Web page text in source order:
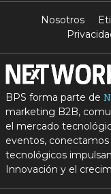
Nosotros
BPS forma parte de
marketing B2B,
el mercado
eventos, conectamos
tecnológicos
Innovación y el